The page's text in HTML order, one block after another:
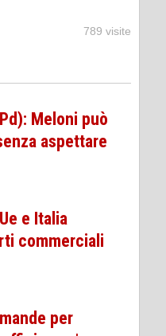
789 visite
Meloni può
aspettare
e Italia
commerciali
per